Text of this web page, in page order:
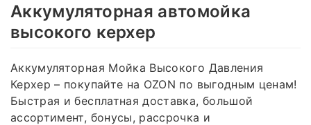
Аккумуляторная автомойка
высокого керхер
Аккумуляторная Мойка Высокого Давления
Керхер – покупайте на OZON по выгодным ценам!
Быстрая и бесплатная доставка, большой
ассортимент, бонусы, рассрочка и